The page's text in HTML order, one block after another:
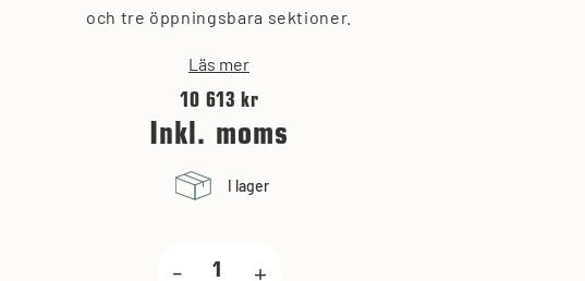
och tre öppningsbara sektioner.
Läs mer
10 613 kr
Inkl. moms
I lager
- +